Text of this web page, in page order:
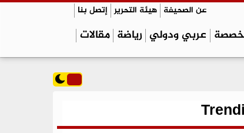
عن الصحيفة هيئة التحرير إتصل بنا
عربي ودولي رياضة مقالات